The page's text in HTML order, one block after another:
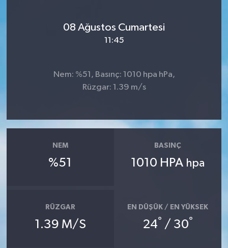
08 Ağustos Cumartesi
11:45
Nem: %51, Basınç: 1010 hpa hPa,
Rüzgar: 1.39 m/s
NEM
%51
BASINÇ
1010 HPA hpa
RÜZGAR
1.39 M/S
EN DÜŞÜK / EN YÜKSEK
24° / 30°